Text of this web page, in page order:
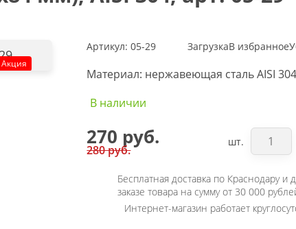
Акция
Артикул: 05-29 ЗагрузкаВ избранное
Материал: нержавеющая сталь AISI
В наличии
270 руб.
280 руб.
шт.
Бесплатная доставка по Краснодару
заказе товара на сумму от 30 000
Интернет-магазин работает